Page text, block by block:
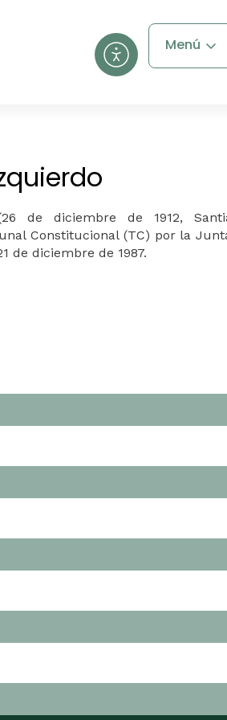
Menú
26 de diciembre de 1912,
Constitucional (TC) por la
de diciembre de 1987.